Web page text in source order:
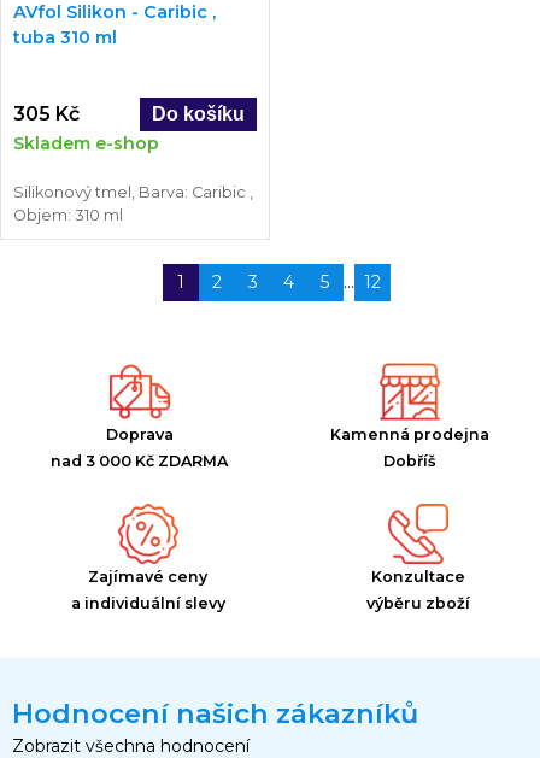
AVfol Silikon - Caribic ,
tuba 310 ml
305 Kč
Skladem e-shop
Silikonový tmel, Barva: Caribic ,
Objem: 310 ml
1 2 3 4 5 ... 12
Doprava
nad 3 000 Kč ZDARMA
Kamenná prodejna
Dobříš
Zajímavé ceny
a individuální slevy
Konzultace
výběru zboží
Hodnocení našich zákazníků
Zobrazit všechna hodnocení